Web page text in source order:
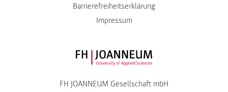
Barrierefreiheitserklärung
Impressum
FH JOANNEUM Logo
FH JOANNEUM Gesellschaft mbH